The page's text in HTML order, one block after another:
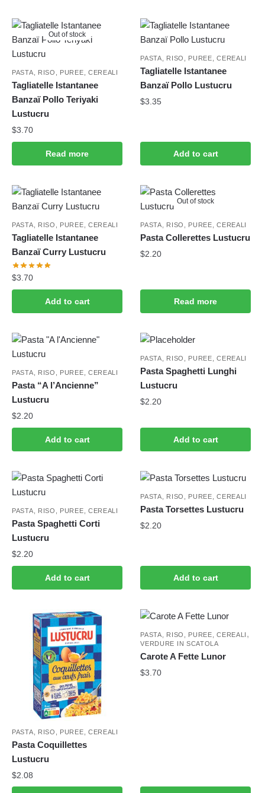
Out of stock
PASTA, RISO, PUREE, CEREALI
Tagliatelle Istantanee
Banzaï Pollo Teriyaki
Lustucru
$3.70
Read more
PASTA, RISO, PUREE, CEREALI
Tagliatelle Istantanee
Banzaï Pollo Lustucru
$3.35
Add to cart
PASTA, RISO, PUREE, CEREALI
Tagliatelle Istantanee
Banzaï Curry Lustucru
$3.70
Add to cart
Out of stock
PASTA, RISO, PUREE, CEREALI
Pasta Collerettes Lustucru
$2.20
Read more
PASTA, RISO, PUREE, CEREALI
Pasta “A l’Ancienne”
Lustucru
$2.20
Add to cart
PASTA, RISO, PUREE, CEREALI
Pasta Spaghetti Lunghi
Lustucru
$2.20
Add to cart
PASTA, RISO, PUREE, CEREALI
Pasta Spaghetti Corti
Lustucru
$2.20
Add to cart
PASTA, RISO, PUREE, CEREALI
Pasta Torsettes Lustucru
$2.20
Add to cart
PASTA, RISO, PUREE, CEREALI
Pasta Coquillettes
Lustucru
$2.08
PASTA, RISO, PUREE, CEREALI ,
VERDURE IN SCATOLA
Carote A Fette Lunor
$3.70